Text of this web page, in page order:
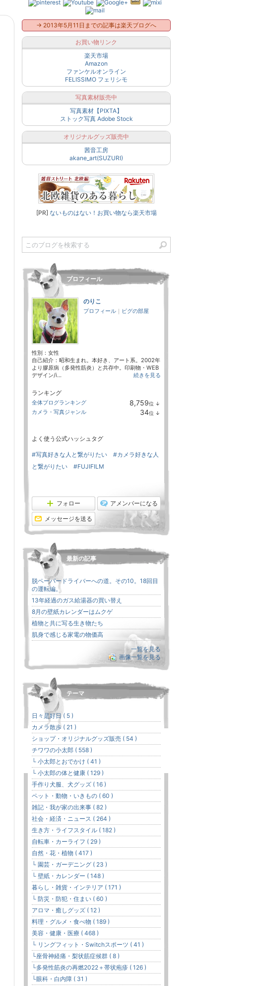
プロフィール
のりこ
プロフィール ｜ ピグの部屋
性別： 女性
自己紹介：昭和生まれ。本好き、アート系。2002年
より膠原病（多発性筋炎）と共存中。印刷物・WEB
デザイン/i...
続きを見る
ランキング
全体ブログランキング 8,759位 ↓
カメラ・写真ジャンル 34位 ↓
よく使う公式ハッシュタグ
#写真好きな人と繋がりたい
#カメラ好きな人
と繋がりたい
#FUJIFILM
フォロー アメンバーになる
メッセージを送る
最新の記事
脱ペーパードライバーへの道。その10。18回目
の運転編。
13年経過のガス給湯器の買い替え
8月の壁紙カレンダーはムクゲ
植物と共に写る生き物たち
肌身で感じる家電の物価高
一覧を見る
画像一覧を見る
テーマ
日々是好日 ( 5 )
カメラ散歩 ( 21 )
ショップ・オリジナルグッズ販売 ( 54 )
チワワの小太郎 ( 558 )
└ 小太郎とおでかけ ( 41 )
└ 小太郎の体と健康 ( 129 )
手作り犬服、犬グッズ ( 16 )
ペット・動物・いきもの ( 60 )
雑記・我が家の出来事 ( 82 )
社会・経済・ニュース ( 264 )
生き方・ライフスタイル ( 182 )
自転車・カーライフ ( 29 )
自然・花・植物 ( 417 )
└ 園芸・ガーデニング ( 23 )
└ 壁紙・カレンダー ( 148 )
暮らし・雑貨・インテリア ( 171 )
└ 防災・防犯・住まい ( 60 )
アロマ・癒しグッズ ( 12 )
料理・グルメ・食べ物 ( 189 )
美容・健康・医療 ( 468 )
└ リングフィット・Switchスポーツ ( 41 )
└座骨神経痛・梨状筋症候群 ( 8 )
└多発性筋炎の再燃2022＋帯状疱疹 ( 126 )
└眼科・白内障 ( 31 )
→ 2013年5月11日までの記事は楽天ブログへ
お買い物リンク
楽天市場
Amazon
ファンケルオンライン
FELISSIMO フェリシモ
写真素材販売中
写真素材【PIXTA】
ストック写真 Adobe Stock
オリジナルグッズ販売中
茜音工房
akane_art(SUZURI)
[PR] ないものはない！お買い物なら楽天市場